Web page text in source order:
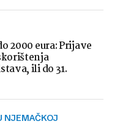
2000 eura: Prijave
ili do 31.
NJEMAČKOJ